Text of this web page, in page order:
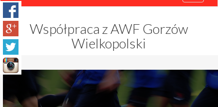
Współpraca z AWF Gorzów
Wielkopolski